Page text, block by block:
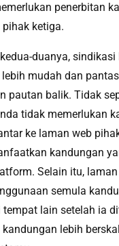
penerbitan
ketiga.
duanya, sindikasi
mudah dan
pautan balik. Tidak
tidak memerlukan
ke laman web
kandungan
Selain itu,
semula
lain setelah ia
lebih